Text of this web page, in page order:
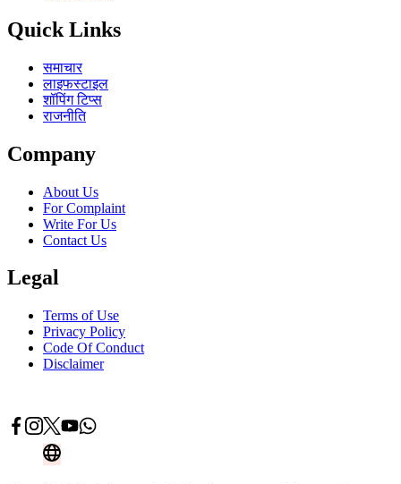
Quick Links
समाचार
लाइफस्टाइल
शॉपिंग टिप्स
राजनीति
Company
About Us
For Complaint
Write For Us
Contact Us
Legal
Terms of Use
Privacy Policy
Code Of Conduct
Disclaimer